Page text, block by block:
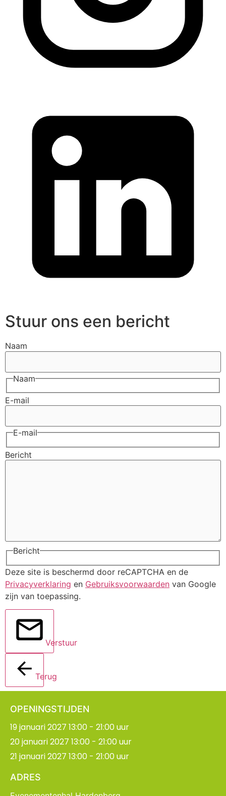
Stuur ons een bericht
Naam
Naam
E-mail
E-mail
Bericht
Bericht
Deze site is beschermd door reCAPTCHA en de
Privacyverklaring en Gebruiksvoorwaarden van Google
zijn van toepassing.
Verstuur
Terug
OPENINGSTIJDEN
19 januari 2027 13:00 - 21:00 uur
20 januari 2027 13:00 - 21:00 uur
21 januari 2027 13:00 - 21:00 uur
ADRES